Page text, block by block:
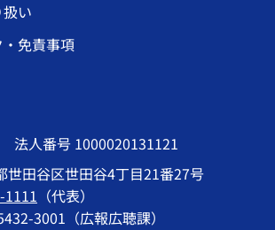
い
免責事項
法人番号 1000020131121
世田谷区世田谷4丁目21番27号
1111 （代表）
3001（広報広聴課）